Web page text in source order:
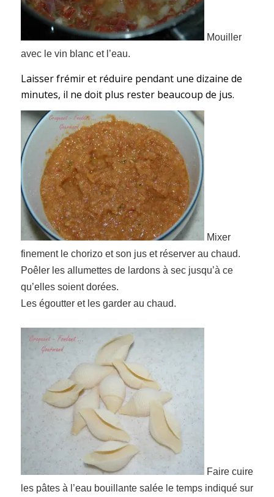
Mouiller
avec le vin blanc et l’eau.
Laisser frémir et réduire pendant une dizaine de
minutes, il ne doit plus rester beaucoup de jus.
Mixer
finement le chorizo et son jus et réserver au chaud.
Poêler les allumettes de lardons à sec jusqu’à ce
qu’elles soient dorées.
Les égoutter et les garder au chaud.
Faire cuire
les pâtes à l’eau bouillante salée le temps indiqué sur